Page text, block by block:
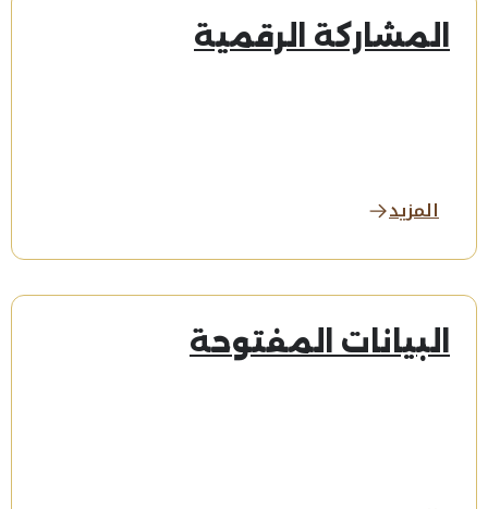
المشاركة الرقمية
المزيد
البيانات المفتوحة